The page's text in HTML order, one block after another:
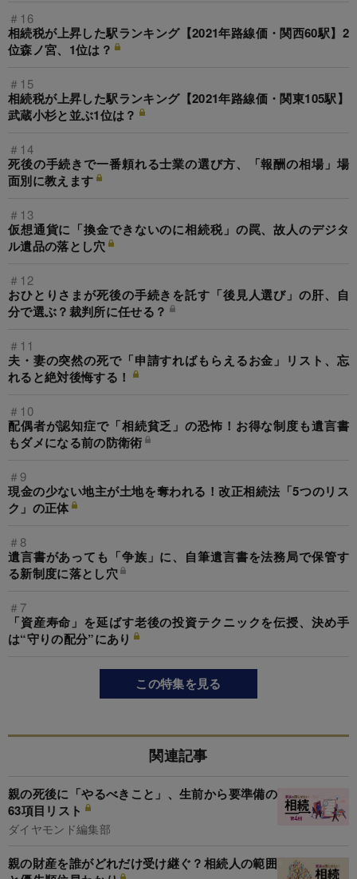
＃16
相続税が上昇した駅ランキング【2021年路線価・関西60駅】2
位森ノ宮、1位は？
＃15
相続税が上昇した駅ランキング【2021年路線価・関東105駅】
武蔵小杉と並ぶ1位は？
＃14
死後の手続きで一番頼れる士業の選び方、「報酬の相場」場
面別に教えます
＃13
仮想通貨に「換金できないのに相続税」の罠、故人のデジタ
ル遺品の落とし穴
＃12
おひとりさまが死後の手続きを託す「後見人選び」の肝、自
分で選ぶ？裁判所に任せる？
＃11
夫・妻の突然の死で「申請すればもらえるお金」リスト、忘
れると絶対後悔する！
＃10
配偶者が認知症で「相続貧乏」の恐怖！お得な制度も遺言書
もダメになる前の防衛術
＃9
現金の少ない地主が土地を奪われる！改正相続法「5つのリス
ク」の正体
＃8
遺言書があっても「争族」に、自筆遺言書を法務局で保管す
る新制度に落とし穴
＃7
「資産寿命」を延ばす老後の投資テクニックを伝授、決め手
は“守りの配分”にあり
この特集を見る
関連記事
親の死後に「やるべきこと」、生前から要準備の
63項目リスト
ダイヤモンド編集部
親の財産を誰がどれだけ受け継ぐ？相続人の範囲